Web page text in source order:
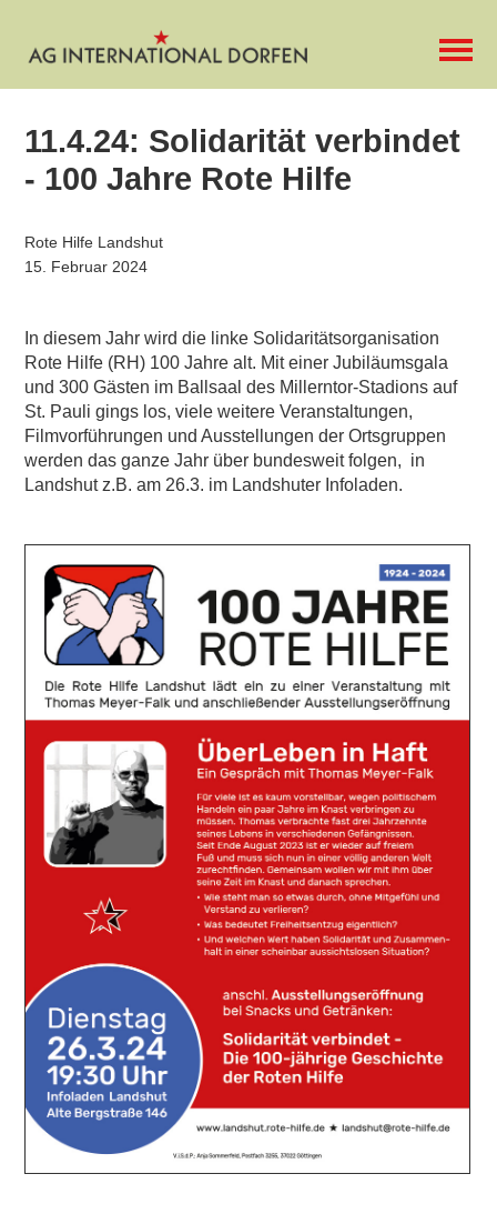
11.4.24: Solidarität verbindet
- 100 Jahre Rote Hilfe
Rote Hilfe Landshut
15. Februar 2024
In diesem Jahr wird die linke Solidaritätsorganisation
Rote Hilfe (RH) 100 Jahre alt. Mit einer Jubiläumsgala
und 300 Gästen im Ballsaal des Millerntor-Stadions auf
St. Pauli gings los, viele weitere Veranstaltungen,
Filmvorführungen und Ausstellungen der Ortsgruppen
werden das ganze Jahr über bundesweit folgen, in
Landshut z.B. am 26.3. im Landshuter Infoladen.